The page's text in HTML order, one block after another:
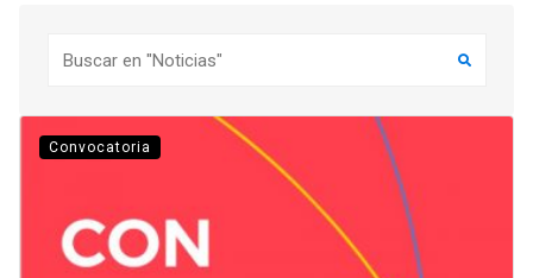
Convocatoria